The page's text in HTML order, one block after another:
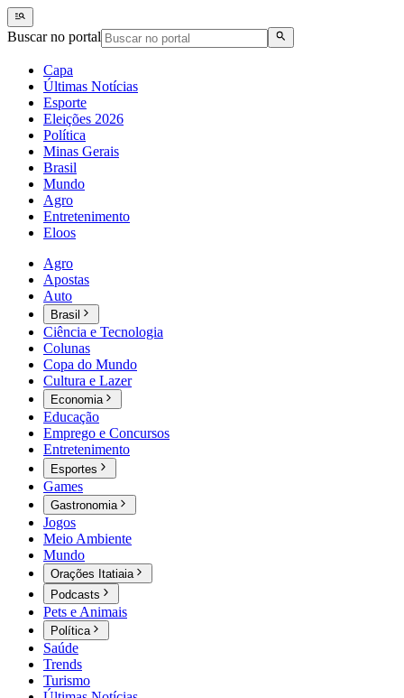
Buscar no portal
Capa
Últimas Notícias
Esporte
Eleições 2026
Política
Minas Gerais
Brasil
Mundo
Agro
Entretenimento
Eloos
Agro
Apostas
Auto
Brasil
Ciência e Tecnologia
Colunas
Copa do Mundo
Cultura e Lazer
Economia
Educação
Emprego e Concursos
Entretenimento
Esportes
Games
Gastronomia
Jogos
Meio Ambiente
Mundo
Orações Itatiaia
Podcasts
Pets e Animais
Política
Saúde
Trends
Turismo